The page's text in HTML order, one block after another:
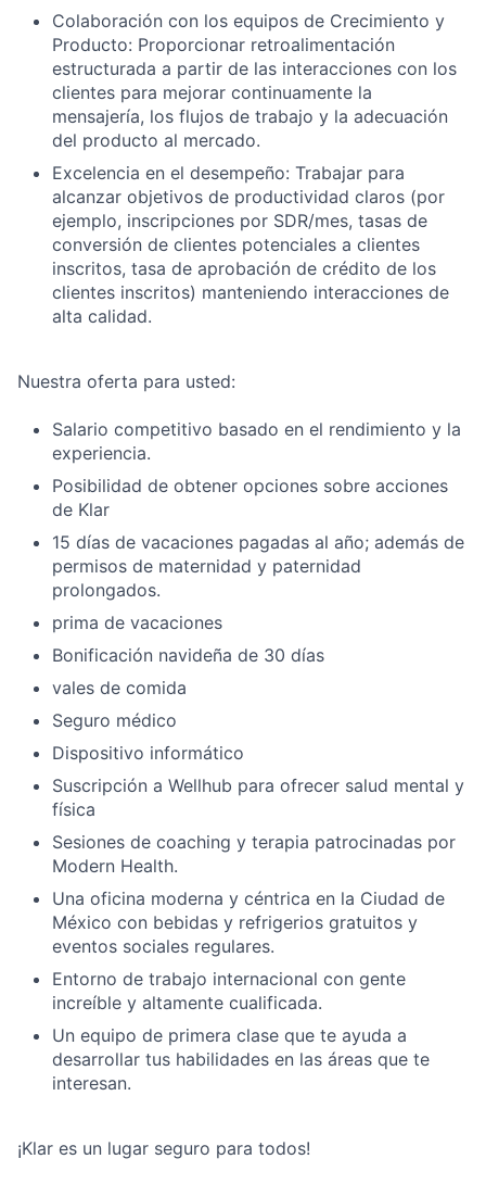
Colaboración con los equipos de Crecimiento y
Producto: Proporcionar retroalimentación
estructurada a partir de las interacciones con los
clientes para mejorar continuamente la
mensajería, los flujos de trabajo y la adecuación
del producto al mercado.
Excelencia en el desempeño: Trabajar para
alcanzar objetivos de productividad claros (por
ejemplo, inscripciones por SDR/mes, tasas de
conversión de clientes potenciales a clientes
inscritos, tasa de aprobación de crédito de los
clientes inscritos) manteniendo interacciones de
alta calidad.
Nuestra oferta para usted:
Salario competitivo basado en el rendimiento y la
experiencia.
Posibilidad de obtener opciones sobre acciones
de Klar
15 días de vacaciones pagadas al año; además de
permisos de maternidad y paternidad
prolongados.
prima de vacaciones
Bonificación navideña de 30 días
vales de comida
Seguro médico
Dispositivo informático
Suscripción a Wellhub para ofrecer salud mental y
física
Sesiones de coaching y terapia patrocinadas por
Modern Health.
Una oficina moderna y céntrica en la Ciudad de
México con bebidas y refrigerios gratuitos y
eventos sociales regulares.
Entorno de trabajo internacional con gente
increíble y altamente cualificada.
Un equipo de primera clase que te ayuda a
desarrollar tus habilidades en las áreas que te
interesan.
¡Klar es un lugar seguro para todos!